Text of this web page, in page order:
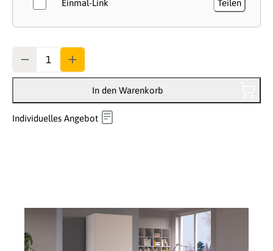
Einmal-Link Teilen
In den Warenkorb
Individuelles Angebot